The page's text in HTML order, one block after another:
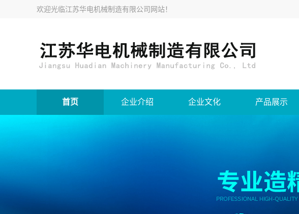
欢迎光临江苏华电机械制造有限公司网站！
首页 企业介绍 企业文化 产品展示